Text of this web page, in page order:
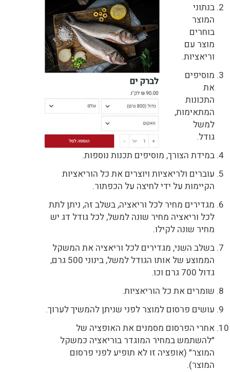
בנתוני
המוצר
בוחרים
מוצר עם
וריאציות.
מוסיפים
את
התכונות
המתאימות,
למשל
גודל.
במידת הצורך, מוסיפים תכנות נוספות.
עוברים ולריאציות ויוצרים את כל הוריאציות
הקיימות על ידי לחיצה על הכפתור.
מגדירים מחיר לכל וריאציה, בשלב זה, ניתן לתת
לכל וריאציה מחיר שונה למשל, לכל גודל דג יש
מחיר שונה לקילו.
בשלב השני, מגדירים לכל וריאציה את המשקל
הממוצע של אותו הגודל למשל, בינוני 500 גרם,
גדול 700 גרם וכו.
שומרים את כל הוריאציות.
עושים פרסום למוצר לפני שניתן להמשיך לערוך.
אחרי הפרסום מסמנים את האופציה של
״להשתמש במחיר המוגדר בוריאציה כמשקל
המוצר״ (אופציה זו לא תופיע לפני פרסום
המוצר).